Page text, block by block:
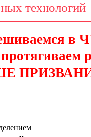
технологий